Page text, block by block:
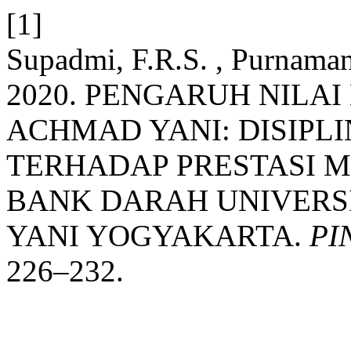
[1]
Supadmi, F.R.S. ,
2020. PENGARUH
ACHMAD YANI:
TERHADAP PRESTASI
BANK DARAH
YANI YOGYAKARTA.
226–232.